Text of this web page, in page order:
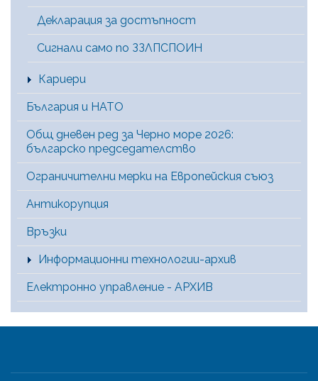
Декларация за достъпност
Сигнали само по ЗЗЛПСПОИН
Кариери
България и НАТО
Общ дневен ред за Черно море 2026:
българско председателство
Ограничителни мерки на Европейския съюз
Антикорупция
Връзки
Информационни технологии-архив
Електронно управление - АРХИВ